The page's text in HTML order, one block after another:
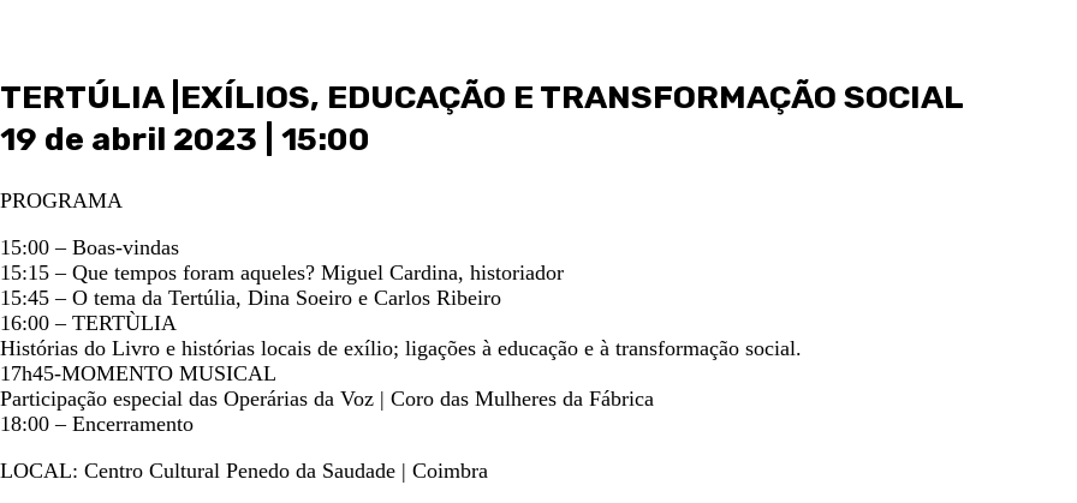
TERTÚLIA |EXÍLIOS, EDUCAÇÃO E TRANSFORMAÇÃO SOCIAL
19 de abril 2023 | 15:00
PROGRAMA
15:00 – Boas-vindas
15:15 – Que tempos foram aqueles? Miguel Cardina, historiador
15:45 – O tema da Tertúlia, Dina Soeiro e Carlos Ribeiro
16:00 – TERTÙLIA
Histórias do Livro e histórias locais de exílio; ligações à educação e à transformação social.
17h45-MOMENTO MUSICAL
Participação especial das Operárias da Voz | Coro das Mulheres da Fábrica
18:00 – Encerramento
LOCAL: Centro Cultural Penedo da Saudade | Coimbra